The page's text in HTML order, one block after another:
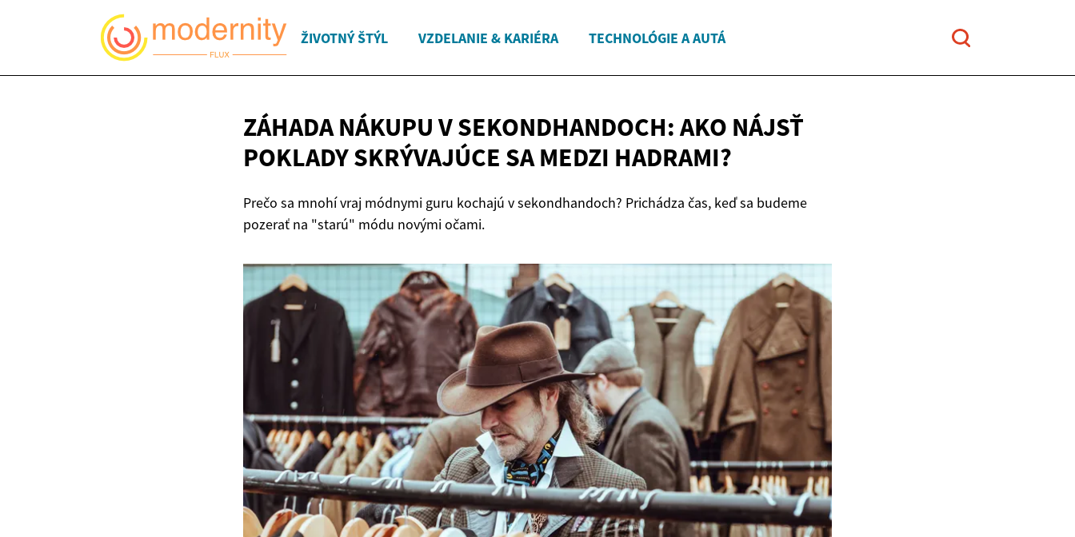
ŽIVOTNÝ ŠTÝL VZDELANIE & KARIÉRA TECHNOLÓGIE A AUTÁ
ZÁHADA NÁKUPU V SEKONDHANDOCH: AKO NÁJSŤ
POKLADY SKRÝVAJÚCE SAMEDZI HADRAMI?
Prečo sa mnohí vraj módnymi guru kochajú v sekondhandoch? Prichádza čas, keď sa budeme
pozerať na "starú" módu novými očami.